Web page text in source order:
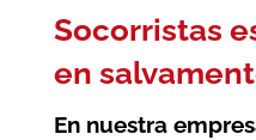
Socorristas
en
En nuestra